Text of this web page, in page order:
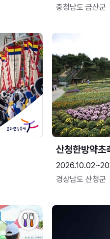
충청남도 금산군
산청한방약초
경상남도 산청군